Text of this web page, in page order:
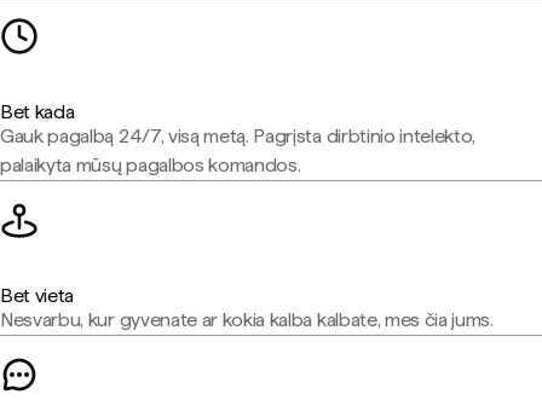
Bet kada
Gauk pagalbą 24/7, visą metą. Pagrįsta dirbtinio intelekto,
palaikyta mūsų pagalbos komandos.
Bet vieta
Nesvarbu, kur gyvenate ar kokia kalba kalbate, mes čia jums.